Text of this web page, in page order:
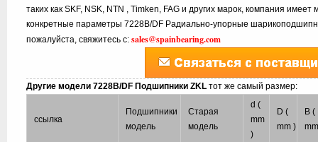
таких как SKF, NSK, NTN , Timken, FAG и других марок, компания имеет
конкретные параметры 7228B/DF Радиально-упорные
пожалуйста, свяжитесь с:sales@spainbearing.com
Другие модели 7228B/DF Подшипники ZKLтот же самый размер:
ссылка
Подшипники
модель
Старая
модель
d (
mm
)
D (
mm )
B (